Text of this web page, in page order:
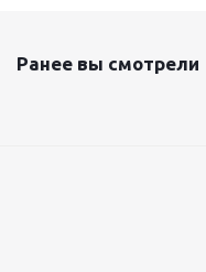
Ранее вы смотрели